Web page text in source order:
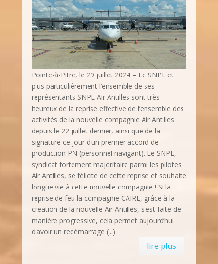
Pointe-à-Pitre, le 29 juillet 2024 – Le SNPL et
plus particulièrement l’ensemble de ses
représentants SNPL Air Antilles sont très
heureux de la reprise effective de l’ensemble des
activités de la nouvelle compagnie Air Antilles
depuis le 22 juillet dernier, ainsi que de la
signature ce jour d’un premier accord de
production PN (personnel navigant). Le SNPL,
syndicat fortement majoritaire parmi les pilotes
Air Antilles, se félicite de cette reprise et souhaite
longue vie à cette nouvelle compagnie ! Si la
reprise de feu la compagnie CAIRE, grâce à la
création de la nouvelle Air Antilles, s’est faite de
manière progressive, cela permet aujourd’hui
d’avoir un redémarrage (...)
lire plus